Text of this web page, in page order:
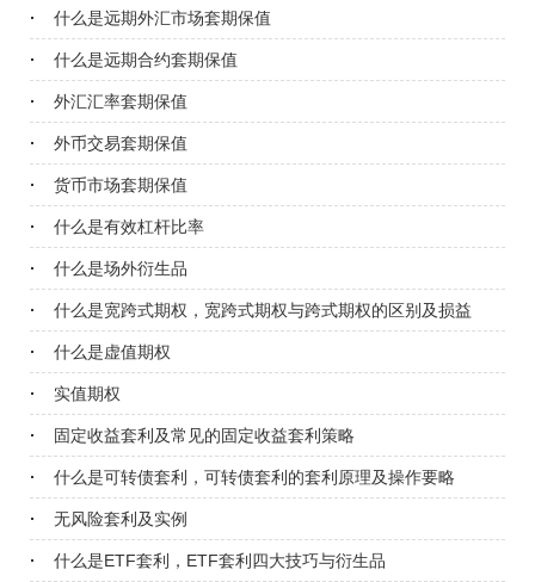
什么是远期外汇市场套期保值
什么是远期合约套期保值
外汇汇率套期保值
外币交易套期保值
货币市场套期保值
什么是有效杠杆比率
什么是场外衍生品
什么是宽跨式期权，宽跨式期权与跨式期权的区别及损益
什么是虚值期权
实值期权
固定收益套利及常见的固定收益套利策略
什么是可转债套利，可转债套利的套利原理及操作要略
无风险套利及实例
什么是ETF套利，ETF套利四大技巧与衍生品